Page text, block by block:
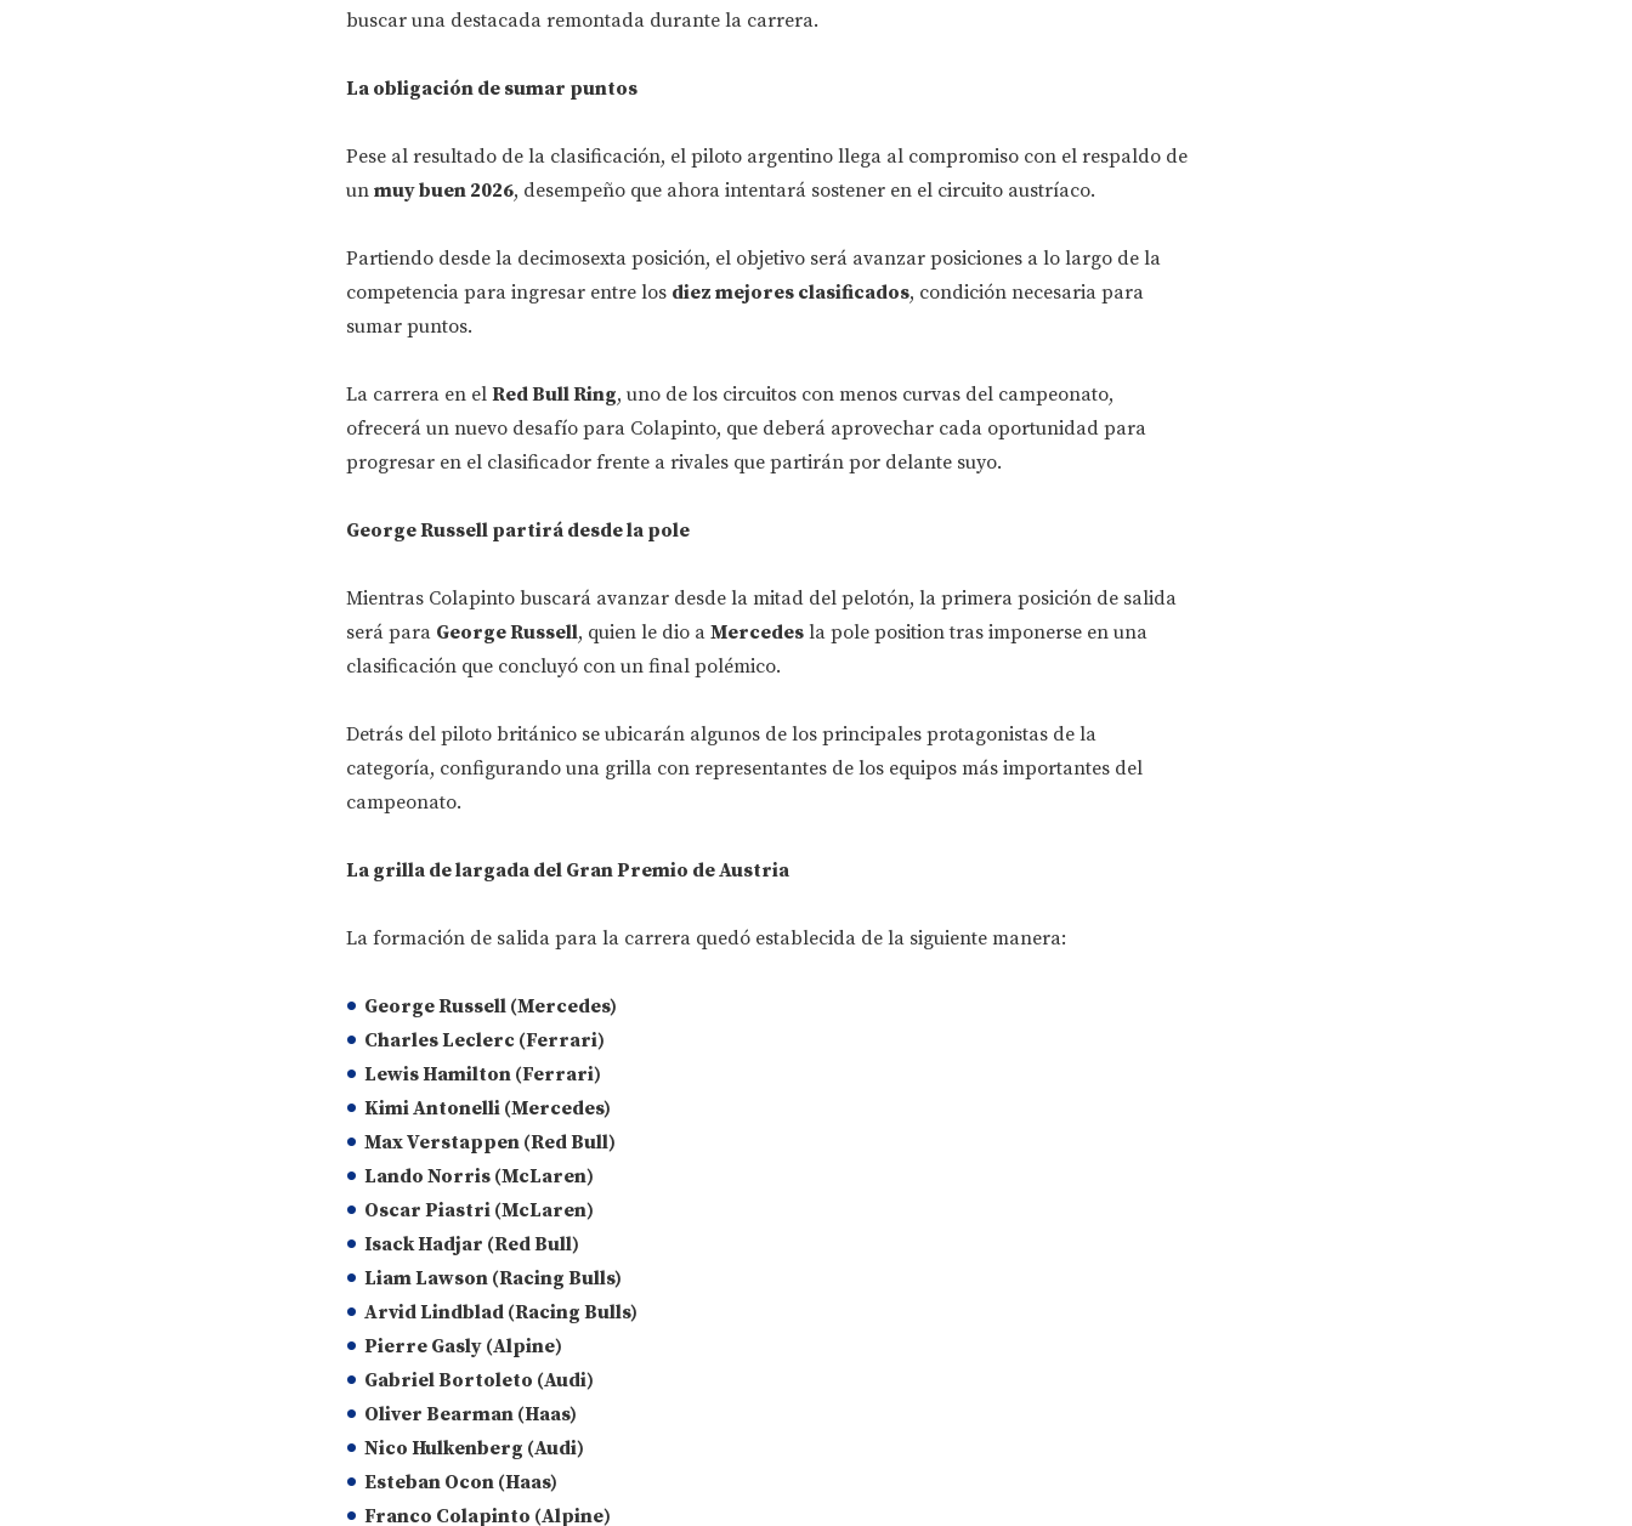
buscar una destacada remontada durante la carrera.
La obligación de sumar puntos
Pese al resultado de la clasificación, el piloto argentino llega al compromiso con el respaldo de
un muy buen 2026, desempeño que ahora intentará sostener en el circuito austríaco.
Partiendo desde la decimosexta posición, el objetivo será avanzar posiciones a lo largo de la
competencia para ingresar entre los diez mejores clasificados, condición necesaria para
sumar puntos.
La carrera en el Red Bull Ring, uno de los circuitos con menos curvas del campeonato,
ofrecerá un nuevo desafío para Colapinto, que deberá aprovechar cada oportunidad para
progresar en el clasificador frente a rivales que partirán por delante suyo.
George Russell partirá desde la pole
Mientras Colapinto buscará avanzar desde la mitad del pelotón, la primera posición de salida
será para George Russell, quien le dio a Mercedesla pole position tras imponerse en una
clasificación que concluyó con un final polémico.
Detrás del piloto británico se ubicarán algunos de los principales protagonistas de la
categoría, configurando una grilla con representantes de los equipos más importantes del
campeonato.
La grilla de largada del Gran Premio de Austria
La formación de salida para la carrera quedó establecida de la siguiente manera:
George Russell (Mercedes)
Charles Leclerc (Ferrari)
Lewis Hamilton (Ferrari)
Kimi Antonelli (Mercedes)
Max Verstappen (Red Bull)
Lando Norris (McLaren)
Oscar Piastri (McLaren)
Isack Hadjar (Red Bull)
Liam Lawson (Racing Bulls)
Arvid Lindblad (Racing Bulls)
Pierre Gasly (Alpine)
Gabriel Bortoleto (Audi)
Oliver Bearman (Haas)
Nico Hulkenberg (Audi)
Esteban Ocon (Haas)
Franco Colapinto (Alpine)